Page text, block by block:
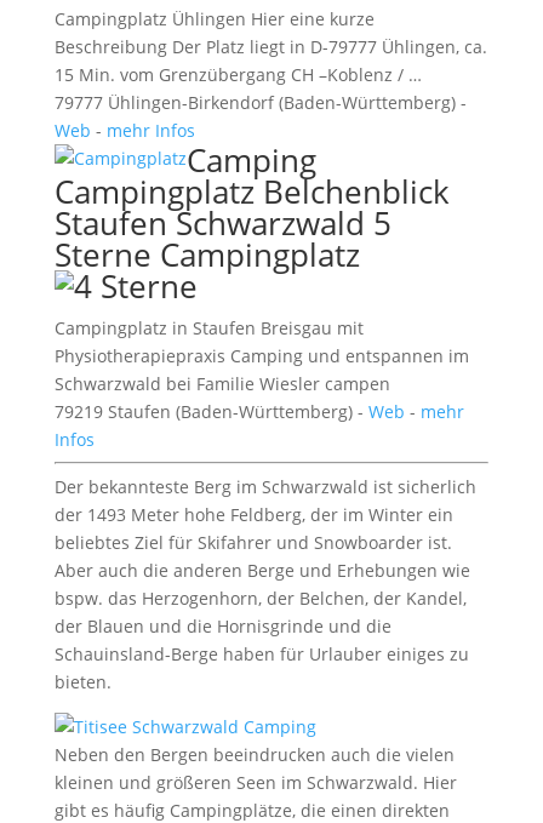
Campingplatz Ühlingen Hier eine kurze
Beschreibung Der Platz liegt in D-79777 Ühlingen, ca.
15 Min. vom Grenzübergang CH –Koblenz / …
79777 Ühlingen-Birkendorf (Baden-Württemberg) -
Web - mehr Infos
Camping
Campingplatz Belchenblick
Staufen Schwarzwald 5
Sterne Campingplatz
Campingplatz in Staufen Breisgau mit
Physiotherapiepraxis Camping und entspannen im
Schwarzwald bei Familie Wiesler campen
79219 Staufen (Baden-Württemberg) - Web - mehr
Infos
Der bekannteste Berg im Schwarzwald ist sicherlich
der 1493 Meter hohe Feldberg, der im Winter ein
beliebtes Ziel für Skifahrer und Snowboarder ist.
Aber auch die anderen Berge und Erhebungen wie
bspw. das Herzogenhorn, der Belchen, der Kandel,
der Blauen und die Hornisgrinde und die
Schauinsland-Berge haben für Urlauber einiges zu
bieten.
Neben den Bergen beeindrucken auch die vielen
kleinen und größeren Seen im Schwarzwald. Hier
gibt es häufig Campingplätze, die einen direkten